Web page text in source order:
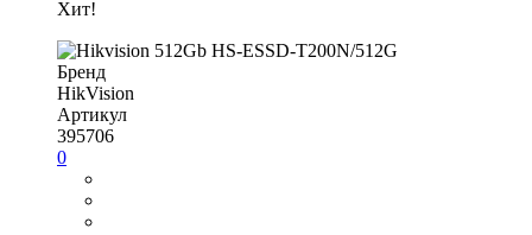
Хит!
Бренд
HikVision
Артикул
395706
0